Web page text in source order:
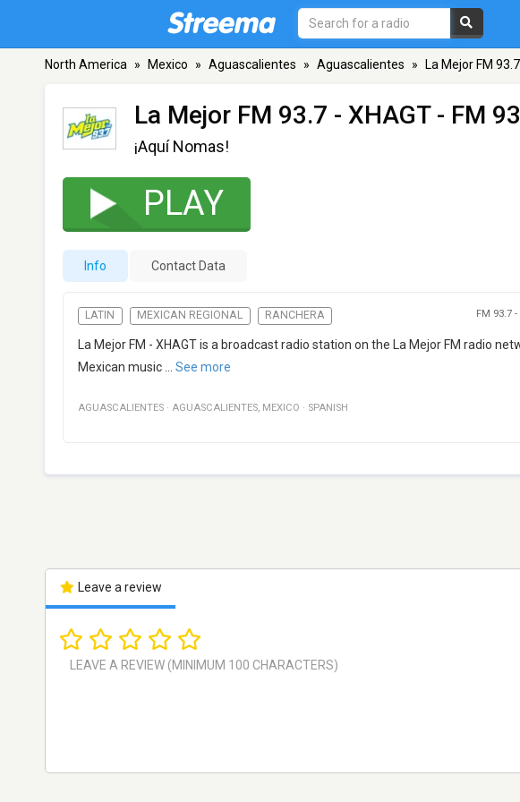
North America » Mexico » Aguascalientes » Aguascalientes » La Mejor FM
La Mejor FM 93.7 - XHAGT- FM
¡Aquí Nomas!
PLAY
Info Contact Data
LATIN MEXICAN REGIONAL RANCHERA FM 93.7 -
La Mejor FM - XHAGT is a broadcast radio station on the La Mejor FM radio
Mexican music
See more
AGUASCALIENTES · AGUASCALIENTES, MEXICO · SPANISH
Leave a review